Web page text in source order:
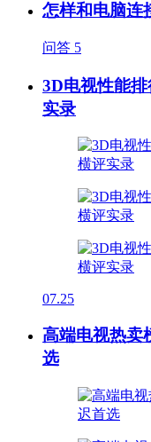
怎样和电脑连
问答 5
3D电视性能
实录
07.25
高端电视热卖
选